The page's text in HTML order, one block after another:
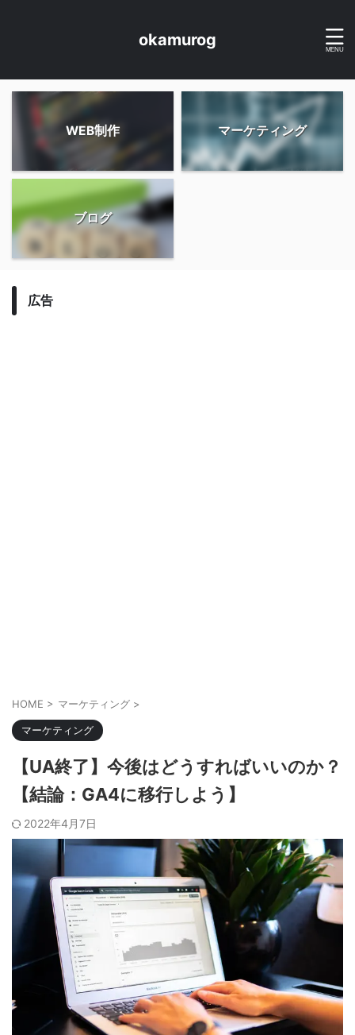
okamurog
WEB制作 マーケティング
ブログ
広告
HOME > マーケティング >
マーケティング
【UA終了】今後はどうすればいいのか？
【結論：GA4に移行しよう】
2022年4月7日